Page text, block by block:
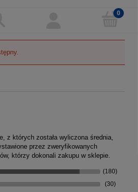
z których została wyliczona średnia,
przez zweryfikowanych
którzy dokonali zakupu w sklepie.
(180)
(30)